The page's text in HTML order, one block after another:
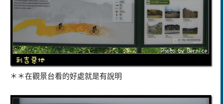
＊＊在觀景台看的好處就是有說明